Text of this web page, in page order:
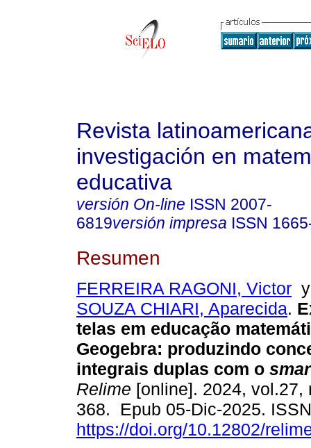
Revista
investigación en
educativa
versión On-line ISSN 2007-
6819versión impresa ISSN
Resumen
FERREIRA RAGONI, Victor
SOUZA CHIARI, Aparecida.
telas em educação
Geogebra: produzindo
integrais duplas com o
Relime [online]. 2024, vol.27,
368. Epub 05-Dic-2025.
https://doi.org/10.12802/